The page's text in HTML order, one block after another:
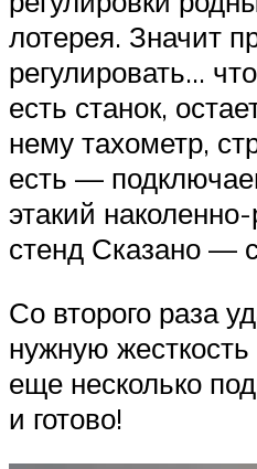
лотерея. Значит
регулировать…
есть станок,
нему тахометр,
есть —
этакий
стенд Сказано —
Со второго раза
нужную
еще несколько
и готово!